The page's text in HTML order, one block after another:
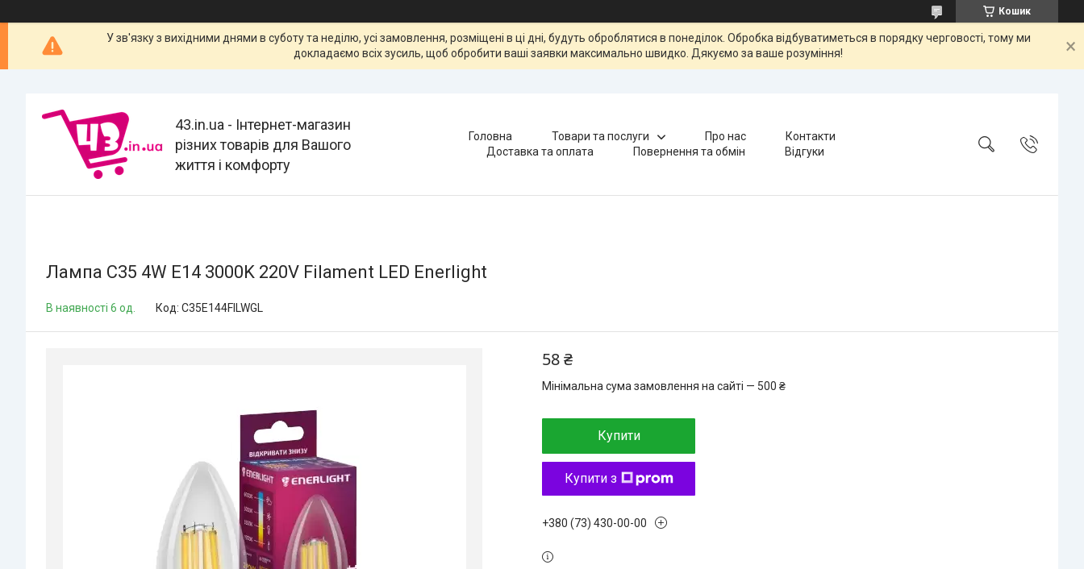
Кошик
У зв'язку з вихідними днями в суботу та неділю, усі замовлення, розміщені в ці дні, будуть оброблятися в понеділок. Обробка відбуватиметься в порядку черговості, тому ми
докладаємо всіх зусиль, щоб обробити ваші заявки максимально швидко. Дякуємо за ваше розуміння!
43.in.ua - Інтернет-магазин
різних товарів для Вашого
життя і комфорту
Головна Товари та послуги Про нас
Контакти
Доставка та оплата
Повернення та обмін Відгуки
Лампа C35 4W E14 3000K 220V Filament LED Enerlight
В наявності 6 од. Код: C35E144FILWGL
58 ₴
Мінімальна сума замовлення на сайті — 500 ₴
Купити
Купити з
+380 (73) 430-00-00